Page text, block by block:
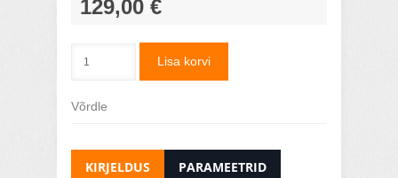
129,00 €
Lisa korvi
Võrdle
KIRJELDUS
PARAMEETRID